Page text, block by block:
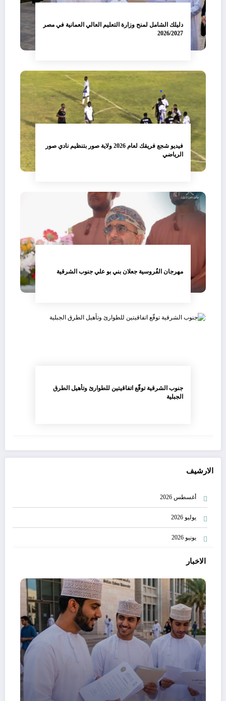
دليلك الشامل لمنح وزارة التعليم العالي العمانية في مصر
2026/2027
فيديو شجع فريقك لعام 2026 ولاية صور بتنظيم نادي صور
الرياضي
مهرجان الفُروسية جعلان بني بو علي جنوب الشرقية
جنوب الشرقية توقّع اتفاقيتين للطوارئ وتأهيل الطرق
الجبلية
الارشيف
أغسطس 2026
يوليو 2026
يونيو 2026
الاخبار